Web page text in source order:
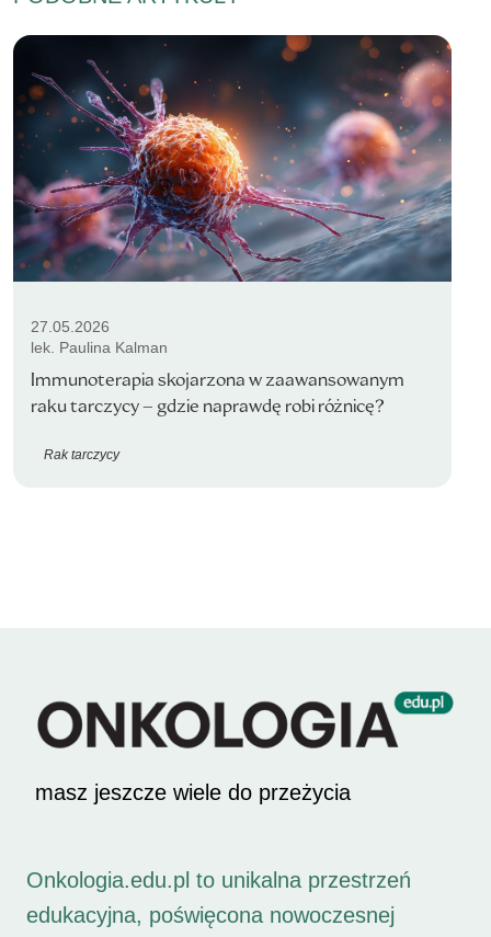
27.05.2026
lek. Paulina Kalman
Immunoterapia skojarzona w zaawansowanym
raku tarczycy – gdzie naprawdę robi różnicę?
Rak tarczycy
masz jeszcze wiele do przeżycia
Onkologia.edu.pl to unikalna przestrzeń
edukacyjna, poświęcona nowoczesnej